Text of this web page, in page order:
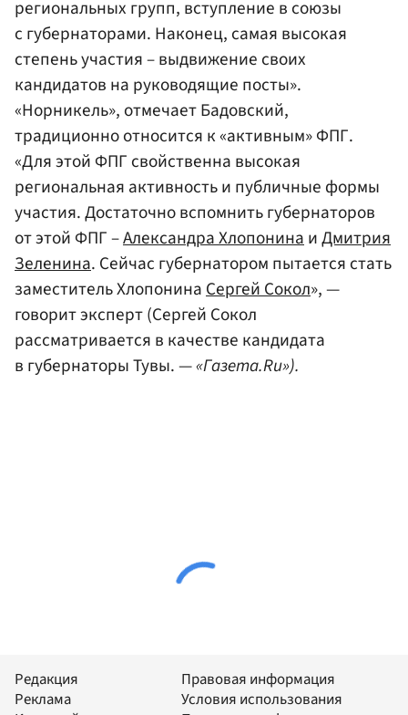
региональных групп, вступление в союзы
с губернаторами. Наконец, самая высокая
степень участия – выдвижение своих
кандидатов на руководящие посты».
«Норникель», отмечает Бадовский,
традиционно относится к «активным» ФПГ.
«Для этой ФПГ свойственна высокая
региональная активность и публичные формы
участия. Достаточно вспомнить губернаторов
от этой ФПГ –Александра ХлопонинаиДмитрия
Зеленина. Сейчас губернатором пытается стать
заместитель ХлопонинаСергей Сокол», —
говорит эксперт (Сергей Сокол
рассматривается в качестве кандидата
в губернаторы Тувы. —«Газета.Ru»).
Редакция
Реклама
Правовая информация
Условия использования